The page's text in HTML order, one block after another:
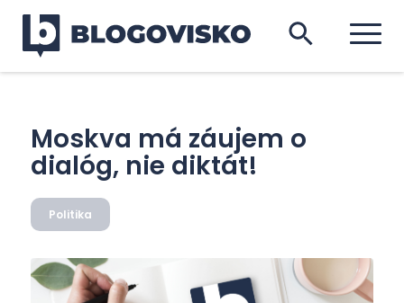
Moskva má záujem o
dialóg, nie diktát!
Politika